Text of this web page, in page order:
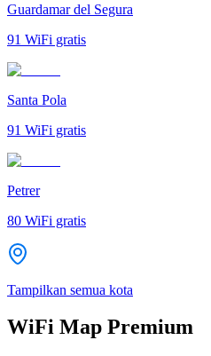
Guardamar del Segura
91 WiFi gratis
Santa Pola
91 WiFi gratis
Petrer
80 WiFi gratis
Tampilkan semua kota
WiFi Map Premium